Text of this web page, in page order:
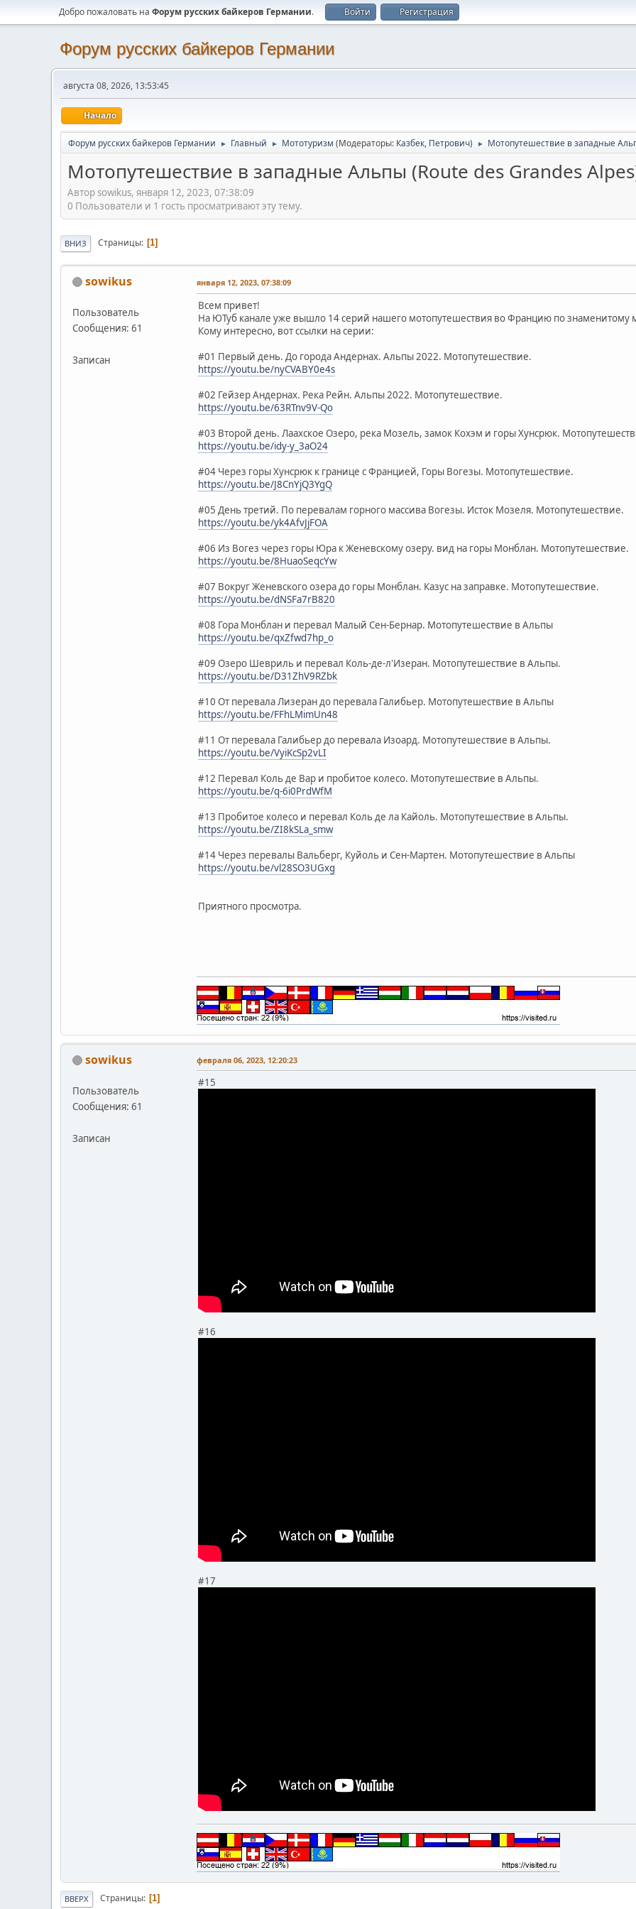
Добро пожаловать на Форум русских байкеров Германии. Войти Регистрация
Форум русских байкеров Германии
августа 08, 2026, 13:53:45
Начало
Форум русских байкеров Германии ► Главный ► Мототуризм (Модераторы: Казбек, Петрович) ► Мотопутешествие в западные
Мотопутешествие в западные Альпы (Route des Grandes
Автор sowikus, января 12, 2023, 07:38:09
0 Пользователи и 1 гость просматривают эту тему.
ВНИЗ Страницы 1
sowikus
Пользователь
Сообщения: 61
Записан
января 12, 2023, 07:38:09
Всем привет!
На ЮТуб канале уже вышло 14 серий нашего мотопутешествия во Францию по знаменитому
Кому интересно, вот ссылки на серии:
#01 Первый день. До города Андернах. Альпы 2022. Мотопутешествие.
https://youtu.be/nyCVABY0e4s
#02 Гейзер Андернах. Река Рейн. Альпы 2022. Мотопутешествие.
https://youtu.be/63RTnv9V-Qo
#03 Второй день. Лаахское Озеро, река Мозель, замок Кохэм и горы Хунсрюк.
https://youtu.be/idy-y_3aO24
#04 Через горы Хунсрюк к границе с Францией, Горы Вогезы. Мотопутешествие.
https://youtu.be/J8CnYjQ3YgQ
#05 День третий. По перевалам горного массива Вогезы. Исток Мозеля. Мотопутешествие.
https://youtu.be/yk4AfvJjFOA
#06 Из Вогез через горы Юра к Женевскому озеру. вид на горы Монблан. Мотопутешествие.
https://youtu.be/8HuaoSeqcYw
#07 Вокруг Женевского озера до горы Монблан. Казус на заправке. Мотопутешествие.
https://youtu.be/dNSFa7rB820
#08 Гора Монблан и перевал Малый Сен-Бернар. Мотопутешествие в Альпы
https://youtu.be/qxZfwd7hp_o
#09 Озеро Шевриль и перевал Коль-де-л'Изеран. Мотопутешествие в Альпы.
https://youtu.be/D31ZhV9RZbk
#10 От перевала Лизеран до перевала Галибьер. Мотопутешествие в Альпы
https://youtu.be/FFhLMimUn48
#11 От перевала Галибьер до перевала Изоард. Мотопутешествие в Альпы.
https://youtu.be/VyiKcSp2vLI
#12 Перевал Коль де Вар и пробитое колесо. Мотопутешествие в Альпы.
https://youtu.be/q-6i0PrdWfM
#13 Пробитое колесо и перевал Коль де ла Кайоль. Мотопутешествие в Альпы.
https://youtu.be/ZI8kSLa_smw
#14 Через перевалы Вальберг, Куйоль и Сен-Мартен. Мотопутешествие в Альпы
https://youtu.be/vl28SO3UGxg
Приятного просмотра.
sowikus
Пользователь
Сообщения: 61
Записан
февраля 06, 2023, 12:20:23
#15
#16
#17
ВВЕРХ Страницы 1